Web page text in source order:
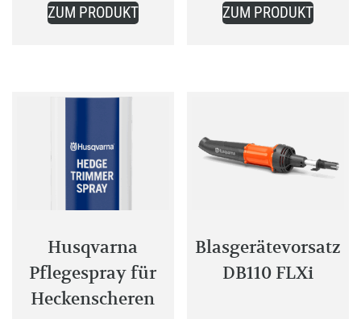
ZUM PRODUKTProdukt
Produktseite
gewählt
24,99 €.
ZUM PRODUKT
Husqvarna
Pflegespray für
Heckenscheren
Blasgerätevorsatz
DB110 FLXi